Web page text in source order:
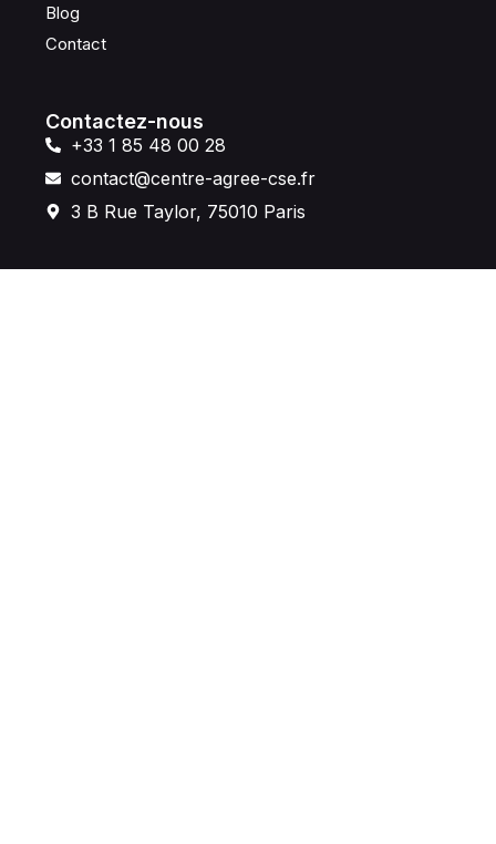
Blog
Contact
Contactez-nous
+33 1 85 48 00 28
contact@centre-agree-cse.fr
3 B Rue Taylor, 75010 Paris